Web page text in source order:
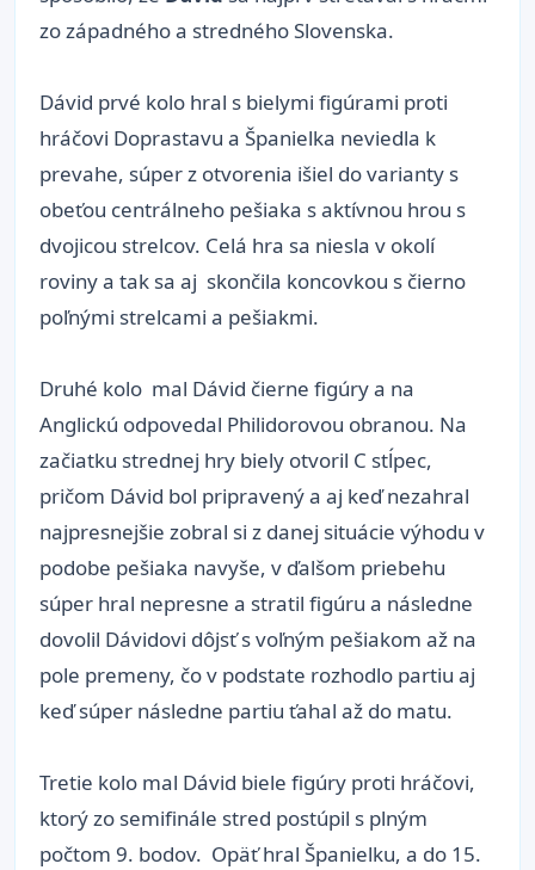
zo západného a stredného Slovenska.
Dávid prvé kolo hral s bielymi figúrami proti
hráčovi Doprastavu a Španielka neviedla k
prevahe, súper z otvorenia išiel do varianty s
obeťou centrálneho pešiaka s aktívnou hrou s
dvojicou strelcov. Celá hra sa niesla v okolí
roviny a tak sa aj skončila koncovkou s čierno
poľnými strelcami a pešiakmi.
Druhé kolo mal Dávid čierne figúry a na
Anglickú odpovedal Philidorovou obranou. Na
začiatku strednej hry biely otvoril C stĺpec,
pričom Dávid bol pripravený a aj keď nezahral
najpresnejšie zobral si z danej situácie výhodu v
podobe pešiaka navyše, v ďalšom priebehu
súper hral nepresne a stratil figúru a následne
dovolil Dávidovi dôjsť s voľným pešiakom až na
pole premeny, čo v podstate rozhodlo partiu aj
keď súper následne partiu ťahal až do matu.
Tretie kolo mal Dávid biele figúry proti hráčovi,
ktorý zo semifinále stred postúpil s plným
počtom 9. bodov. Opäť hral Španielku, a do 15.